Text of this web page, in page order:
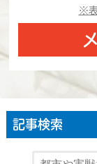
※表
記事検索